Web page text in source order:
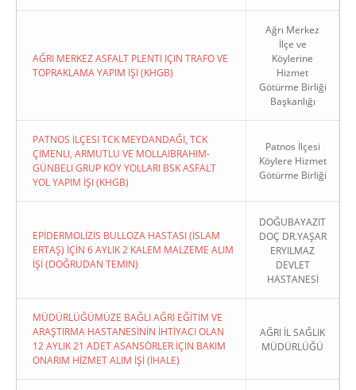
AĞRI MERKEZ ASFALT PLENTI IÇIN TRAFO VE
TOPRAKLAMA YAPIM IŞI (KHGB)
Ağrı Merkez
İlçe ve
Köylerine
Hizmet
Götürme Birliği
Başkanlığı
PATNOS İLÇESI TCK MEYDANDAĞI, TCK
ÇIMENLI, ARMUTLU VE MOLLAIBRAHIM-
GÜNBELI GRUP KÖY YOLLARI BSK ASFALT
YOL YAPIM İŞI (KHGB)
Patnos İlçesi
Köylere Hizmet
Götürme Birliği
EPİDERMOLİZİS BULLOZA HASTASI (İSLAM
ERTAŞ) İÇİN 6 AYLIK 2 KALEM MALZEME ALIM
İŞİ (DOĞRUDAN TEMIN)
DOĞUBAYAZIT
DOÇ DR.YAŞAR
ERYILMAZ
DEVLET
HASTANESİ
MÜDÜRLÜĞÜMÜZE BAĞLI AĞRI EĞİTİM VE
ARAŞTIRMA HASTANESİNİN İHTİYACI OLAN
12 AYLIK 21 ADET ASANSÖRLER İÇİN BAKIM
ONARIM HİZMET ALIM İŞİ (İHALE)
AĞRI İL SAĞLIK
MÜDÜRLÜĞÜ